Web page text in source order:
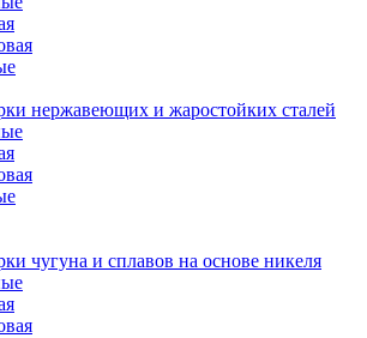
нержавеющих и жаростойких сталей
чугуна и сплавов на основе никеля